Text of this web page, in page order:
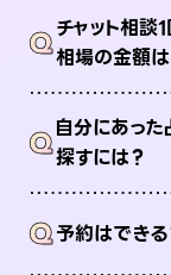
Qチャット相談
相場の金額は
Q自分にあっ
探すには？
Q予約はできる